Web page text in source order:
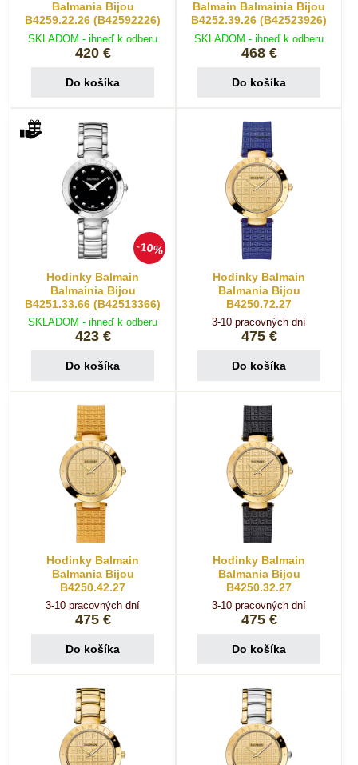
Balmania Bijou
B4259.22.26 (B42592226)
SKLADOM - ihneď k odberu
420 €
Do košíka
Balmain Balmainia Bijou
B4252.39.26 (B42523926)
SKLADOM - ihneď k odberu
468 €
Do košíka
10%
Hodinky Balmain
Balmainia Bijou
B4251.33.66 (B42513366)
SKLADOM - ihneď k odberu
423 €
Do košíka
Hodinky Balmain
Balmania Bijou
B4250.72.27
3-10 pracovných dní
475 €
Do košíka
Hodinky Balmain
Balmania Bijou
B4250.42.27
3-10 pracovných dní
475 €
Do košíka
Hodinky Balmain
Balmania Bijou
B4250.32.27
3-10 pracovných dní
475 €
Do košíka